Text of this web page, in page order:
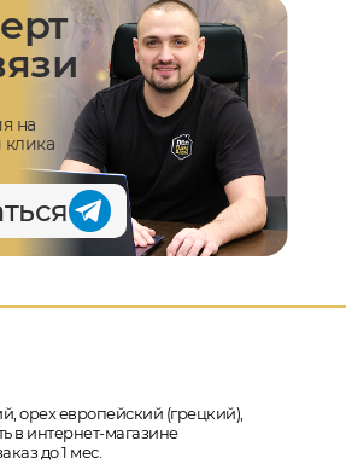
на
клика
орех европейский (грецкий),
в интернет-магазине
до 1 мес.